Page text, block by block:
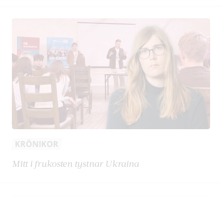
KRÖNIKOR
Mitt i frukosten tystnar Ukraina